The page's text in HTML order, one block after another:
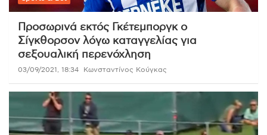
Προσωρινά εκτός Γκέτεμποργκ ο
Σίγκθορσον λόγω καταγγελίας για
σεξουαλική περενόχληση
03/09/2021, 18:34 Κωνσταντίνος Κούγκας